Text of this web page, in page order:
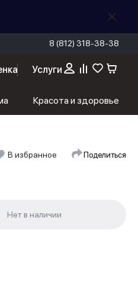
8 (812) 318-38-38
Услуги
Красота и здоровье
В избранное Поделиться